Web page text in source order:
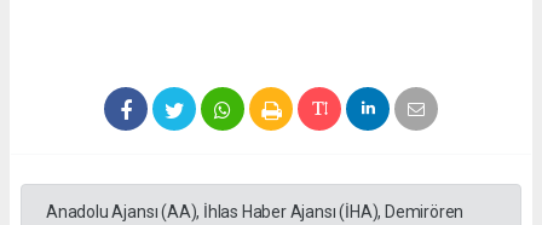
Anadolu Ajansı (AA), İhlas Haber Ajansı (İHA), Demirören